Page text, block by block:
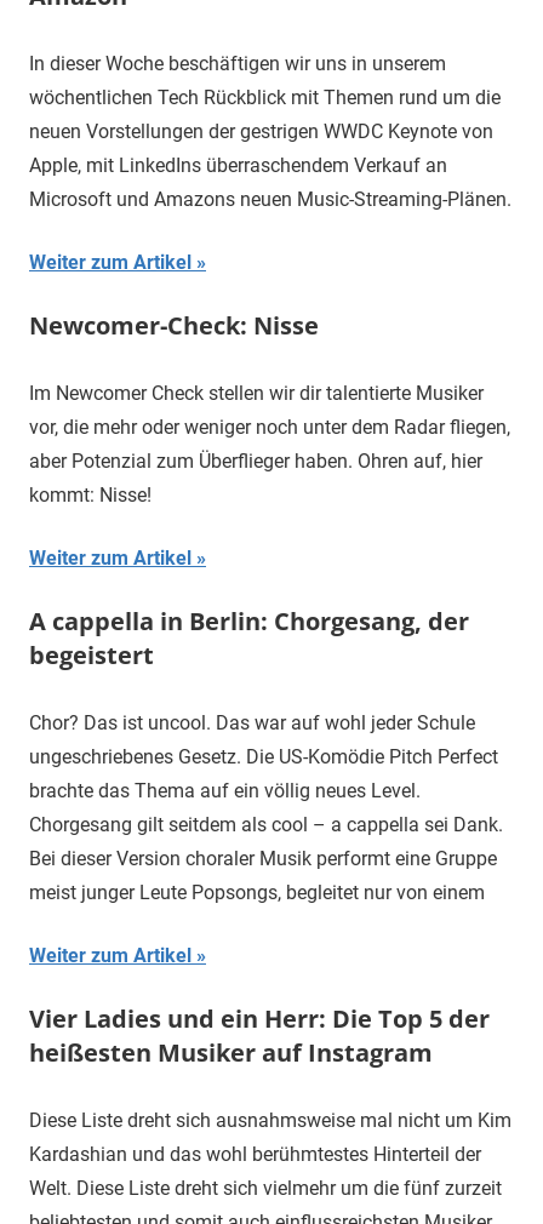
In dieser Woche beschäftigen wir uns in unserem
wöchentlichen Tech Rückblick mit Themen rund um die
neuen Vorstellungen der gestrigen WWDC Keynote von
Apple, mit LinkedIns überraschendem Verkauf an
Microsoft und Amazons neuen Music-Streaming-Plänen.
Weiter zum Artikel
Newcomer-Check: Nisse
Im Newcomer Check stellen wir dir talentierte Musiker
vor, die mehr oder weniger noch unter dem Radar fliegen,
aber Potenzial zum Überflieger haben. Ohren auf, hier
kommt: Nisse!
Weiter zum Artikel
A cappella in Berlin: Chorgesang, der
begeistert
Chor? Das ist uncool. Das war auf wohl jeder Schule
ungeschriebenes Gesetz. Die US-Komödie Pitch Perfect
brachte das Thema auf ein völlig neues Level.
Chorgesang gilt seitdem als cool – a cappella sei Dank.
Bei dieser Version choraler Musik performt eine Gruppe
meist junger Leute Popsongs, begleitet nur von einem
Weiter zum Artikel
Vier Ladies und ein Herr: Die Top 5 der
heißesten Musiker auf Instagram
Diese Liste dreht sich ausnahmsweise mal nicht um Kim
Kardashian und das wohl berühmtestes Hinterteil der
Welt. Diese Liste dreht sich vielmehr um die fünf zurzeit